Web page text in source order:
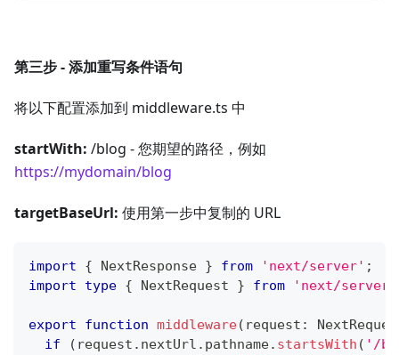
第三步 - 添加重写条件语句
将以下配置添加到 middleware.ts 中
startWith: /blog - 您期望的路径，例如
https://mydomain/blog
targetBaseUrl: 使用第一步中复制的 URL
import { NextResponse } from 'next/server' ;
import
type { NextRequest } from 'next/server'
export function middleware( request :
if
( request . nextUrl . pathname. startsWith ( '/